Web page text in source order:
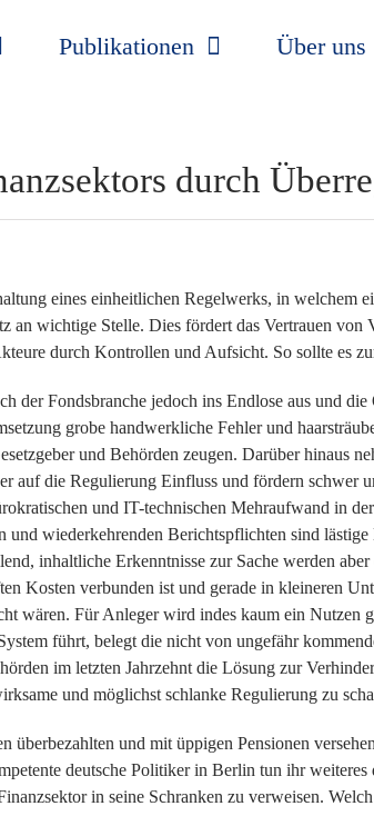
Publikationen Über uns
durch
eines einheitlichen Regelwerks, in welchem
an wichtige Stelle. Dies fördert das Vertrauen von
durch Kontrollen und Aufsicht. So sollte es
der Fondsbranche jedoch ins Endlose aus und die
grobe handwerkliche Fehler und
und Behörden zeugen. Darüber hinaus
auf die Regulierung Einfluss und fördern schwer
und IT-technischen Mehraufwand in
wiederkehrenden Berichtspflichten sind lästige
inhaltliche Erkenntnisse zur Sache werden
Kosten verbunden ist und gerade in kleineren
wären. Für Anleger wird indes kaum ein Nutzen
führt, belegt die nicht von ungefähr
im letzten Jahrzehnt die Lösung zur
und möglichst schlanke Regulierung zu
überbezahlten und mit üppigen Pensionen
deutsche Politiker in Berlin tun ihr weiteres
in seine Schranken zu verweisen.